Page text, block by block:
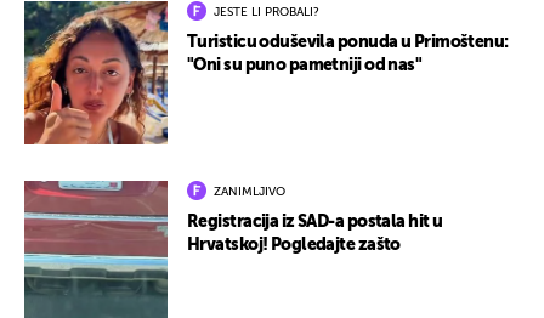
JESTE LI PROBALI?
Turisticu oduševila ponuda u Primoštenu:
"Oni su puno pametniji od nas"
ZANIMLJIVO
Registracija iz SAD-a postala hit u
Hrvatskoj! Pogledajte zašto